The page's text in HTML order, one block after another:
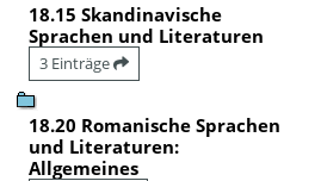
18.15 Skandinavische
Sprachen und Literaturen
3 Einträge
18.20 Romanische Sprachen
und Literaturen:
Allgemeines